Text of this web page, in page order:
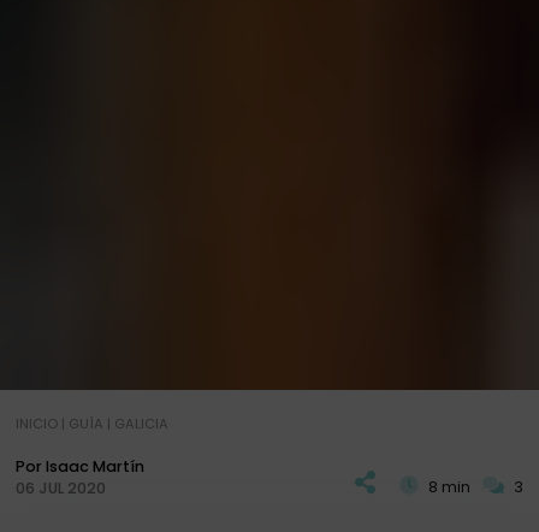
INICIO| GUÍA | GALICIA
Por Isaac Martín
06 JUL 2020
8 min 3